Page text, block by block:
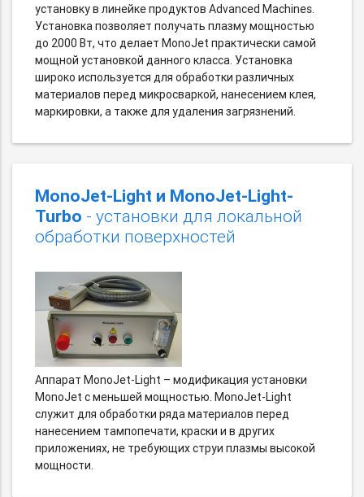
установку в линейке продуктов Advanced Machines.
Установка позволяет получать плазму мощностью
до 2000 Вт, что делает MonoJet практически самой
мощной установкой данного класса. Установка
широко используется для обработки различных
материалов перед микросваркой, нанесением клея,
маркировки, а также для удаления загрязнений.
MonoJet-Light и MonoJet-Light-
Turbo - установки для локальной
обработки поверхностей
Аппарат MonoJet-Light – модификация установки
MonoJet с меньшей мощностью. MonoJet-Light
служит для обработки ряда материалов перед
нанесением тампопечати, краски и в других
приложениях, не требующих струи плазмы высокой
мощности.